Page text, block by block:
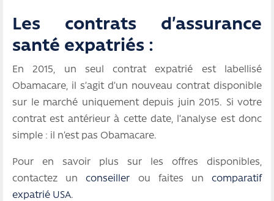
Les contrats d’assurance
santé expatriés :
En 2015, un seul contrat expatrié est labellisé
Obamacare, il s’agit d’un nouveau contrat disponible
sur le marché uniquement depuis juin 2015. Si votre
contrat est antérieur à cette date, l’analyse est donc
simple : il n’est pas Obamacare.
Pour en savoir plus sur les offres disponibles,
contactez unconseiller ou faites uncomparatif
expatrié USA.